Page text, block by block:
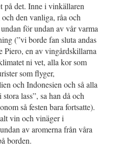
på det. Inne i vinkällaren
den vanliga, råa och
för undan av vår varma
(”vi borde fan sluta andas
en av vingårdskillarna
ni vet, alla kor som
som flyger,
och Indonesien och så alla
lass”, sa han då och
så festen bara fortsatte).
vin och vinäger i
av aromerna från våra
borden.